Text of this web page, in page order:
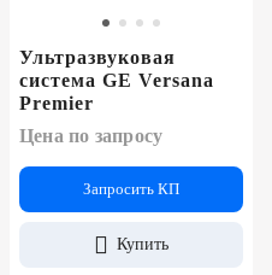
Ультразвуковая
система GE Versana
Premier
Цена по запросу
Запросить КП
Купить